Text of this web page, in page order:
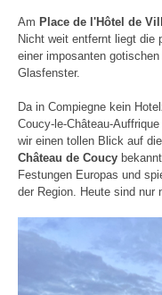
Am Place de l'Hôtel de
Nicht weit entfernt liegt die
einer imposanten
Glasfenster.
Da in Compiegne kein
Coucy-le-Château-
wir einen tollen Blick auf
Château de Coucy
Festungen Europas und
der Region. Heute sind nur